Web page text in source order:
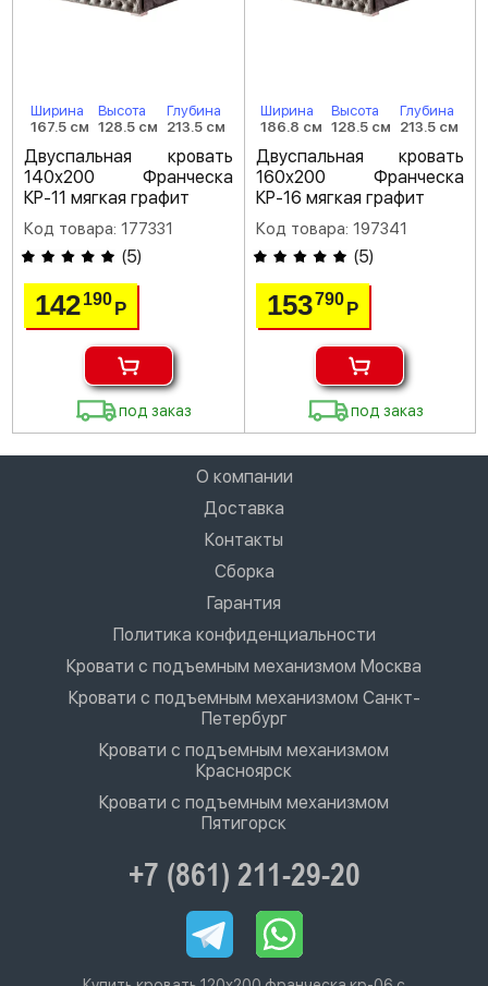
Ширина
167.5 см
Высота
128.5 см
Глубина
213.5 см
Двуспальная кровать
140х200 Франческа
КР-11 мягкая графит
Код товара: 177331
(5)
142190Р
под заказ
Ширина
186.8 см
Высота
128.5 см
Глубина
213.5 см
Двуспальная кровать
160х200 Франческа
КР-16 мягкая графит
Код товара: 197341
(5)
153790 Р
под заказ
О компании
Доставка
Контакты
Сборка
Гарантия
Политика конфиденциальности
Кровати с подъемным механизмом Москва
Кровати с подъемным механизмом Санкт-
Петербург
Кровати с подъемным механизмом
Красноярск
Кровати с подъемным механизмом
Пятигорск
+7 (861) 211-29-20